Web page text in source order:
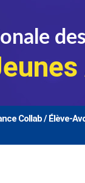
des
Collab / Élève-